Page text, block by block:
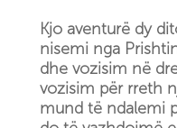
Kjo aventurë dy
nisemi nga
dhe vozisim në
vozisim për rreth
mund të ndalemi